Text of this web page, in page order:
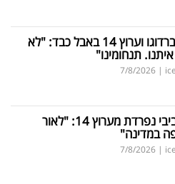
יעקב ברדוגו וערוץ 14 באבל כבד: "לא
תנחומינו"
|
7/8/2026
מגי טביבי נפרדת מערוץ 14: "לאור
במדינה"
|
7/8/2026